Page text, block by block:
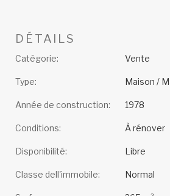
DÉTAILS
Catégorie: Vente
Type: Maison /
Année de construction: 1978
Conditions: À rénover
Disponibilité: Libre
Classe dell'immobile: Normal